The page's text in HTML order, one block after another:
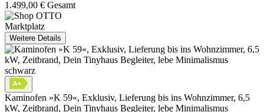
1.499,00 € Gesamt
Marktplatz
Weitere Details
Kaminofen »K 59«, Exklusiv, Lieferung bis ins Wohnzimmer, 6,5
kW, Zeitbrand, Dein Tinyhaus Begleiter, lebe Minimalismus